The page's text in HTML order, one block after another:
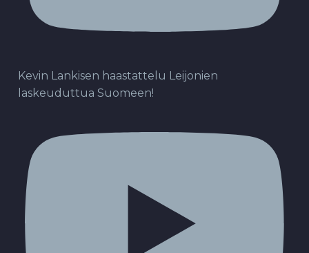
Kevin Lankisen haastattelu Leijonien
laskeuduttua Suomeen!